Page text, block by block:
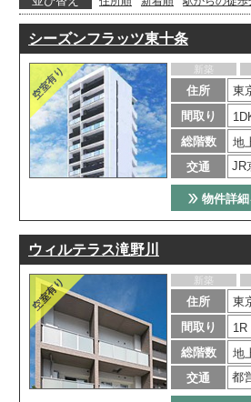
シーズンフラッツ東十条
新築
住所
東
間取り
総階数
地
交通
JR
物件詳
ウィルテラス滝野川
新築
住所
東
間取り
1R
総階数
地
交通
都